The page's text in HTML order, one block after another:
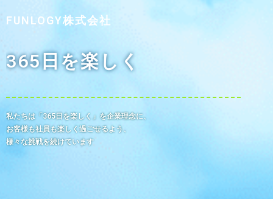
FUNLOGY株式会社
365日を楽しく
私たちは「365日を楽しく」を企業理念に、
お客様も社員も楽しく過ごせるよう、
様々な挑戦を続けています